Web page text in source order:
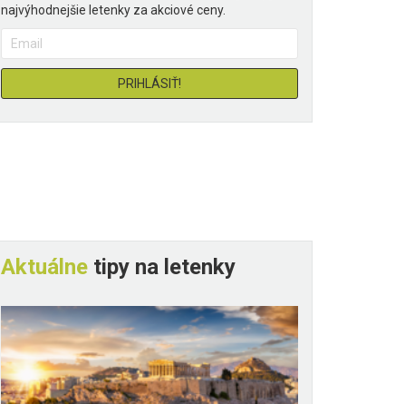
najvýhodnejšie letenky za akciové ceny.
Aktuálne tipy na letenky